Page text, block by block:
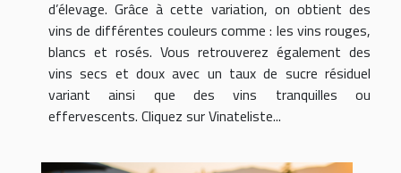
d’élevage. Grâce à cette variation, on obtient des
vins de différentes couleurs comme : les vins rouges,
blancs et rosés. Vous retrouverez également des
vins secs et doux avec un taux de sucre résiduel
variant ainsi que des vins tranquilles ou
effervescents. Cliquez sur Vinateliste...